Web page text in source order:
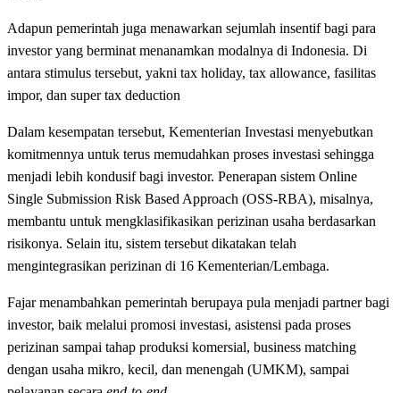
Adapun pemerintah juga menawarkan sejumlah insentif bagi para
investor yang berminat menanamkan modalnya di Indonesia. Di
antara stimulus tersebut, yakni tax holiday, tax allowance, fasilitas
impor, dan super tax deduction
Dalam kesempatan tersebut, Kementerian Investasi menyebutkan
komitmennya untuk terus memudahkan proses investasi sehingga
menjadi lebih kondusif bagi investor. Penerapan sistem Online
Single Submission Risk Based Approach (OSS-RBA), misalnya,
membantu untuk mengklasifikasikan perizinan usaha berdasarkan
risikonya. Selain itu, sistem tersebut dikatakan telah
mengintegrasikan perizinan di 16 Kementerian/Lembaga.
Fajar menambahkan pemerintah berupaya pula menjadi partner bagi
investor, baik melalui promosi investasi, asistensi pada proses
perizinan sampai tahap produksi komersial, business matching
dengan usaha mikro, kecil, dan menengah (UMKM), sampai